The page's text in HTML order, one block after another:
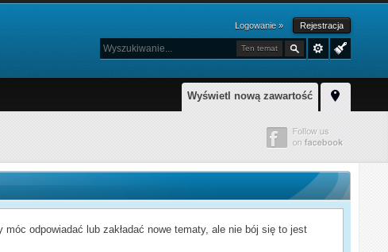
Logowanie » Rejestracja
Ten temat
Wyświetl nową zawartość
odpowiadać lub zakładać nowe tematy, ale nie bój się to jest